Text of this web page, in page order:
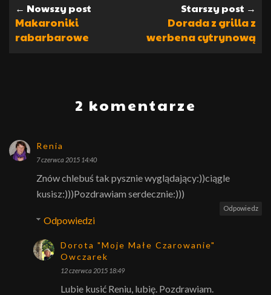
← Nowszy post
Makaroniki
rabarbarowe
Starszy post →
Dorada z grilla z
werbena cytrynową
2 komentarze
Renia
7 czerwca 2015 14:40
Znów chlebuś tak pysznie wyglądający:))ciągle
kusisz:)))Pozdrawiam serdecznie:)))
Odpowiedz
Odpowiedzi
Dorota "Moje Małe Czarowanie"
Owczarek
12 czerwca 2015 18:49
Lubie kusić Reniu, lubię. Pozdrawiam.